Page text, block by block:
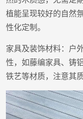
植能呈现较好的自然
性化定制。
家具及装饰材料：户
性，如藤编家具、铸
铁艺等材质，注意其